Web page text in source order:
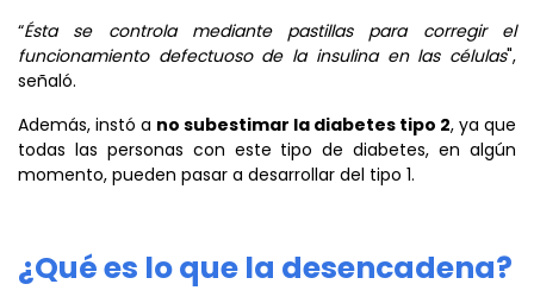
“Ésta se controla mediante pastillas para corregir el
funcionamiento defectuoso de la insulina en las células",
señaló.
Además, instó a no subestimar la diabetes tipo 2, ya que
todas las personas con este tipo de diabetes, en algún
momento, pueden pasar a desarrollar del tipo 1.
¿Qué es lo que la desencadena?